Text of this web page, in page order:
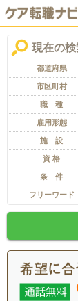
現在の
都道府県
市区町村
職 種
雇用形態
施 設
資 格
条 件
フリーワード